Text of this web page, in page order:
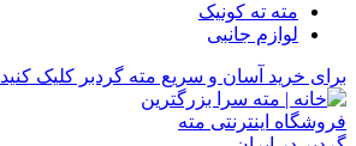
مته ته کونیک
لوازم جانبی
برای خرید آسان و سریع مته گردبر کلیک کنید